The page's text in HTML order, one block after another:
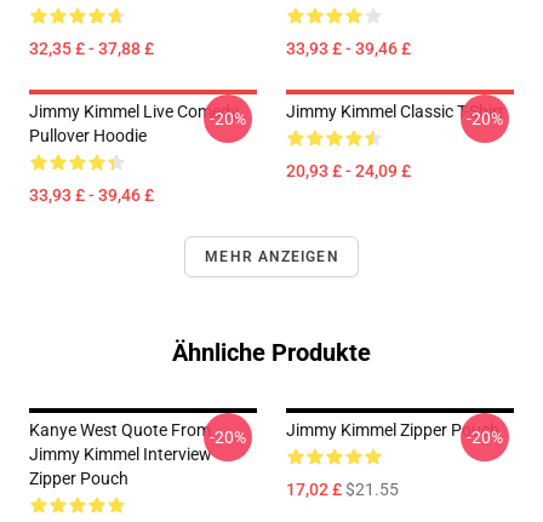
32,35 £ - 37,88 £ 33,93 £ - 39,46 £
Jimmy Kimmel Live Comedy
Pullover Hoodie
33,93 £ - 39,46 £
-20% Jimmy Kimmel Classic T-Shirt
20,93 £ - 24,09 £
-20%
MEHR ANZEIGEN
Ähnliche Produkte
Kanye West Quote From
Jimmy Kimmel Interview
Zipper Pouch
-20% Jimmy Kimmel Zipper Pouch
17,02 £$21.55
-20%